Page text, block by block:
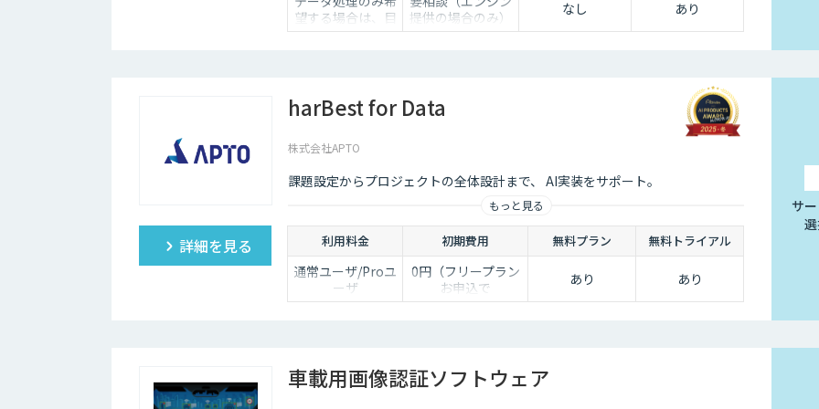
望する場合は、目
安として写真1枚
望する場合は、要
相談とさせてくだ
提供の場合のみ）
なし あり
harBest for Data
株式会社APTO
課題設定からプロジェクトの全体設計まで、 AI実装をサポート。
もっと見る
詳細を見る 利用料金 初期費用 無料プラン 無料トライアル
通常ユーザ/Proユ
ーザ
収集： 5円～/ 7円
短形： 5円～/ 6円
～
0円（フリープラン
お申込で
1,000point付与の
あり あり
サ
車載用画像認証ソフトウェア